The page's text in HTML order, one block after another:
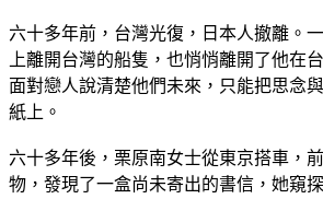
六十多年前，台灣光復，日本人撤離。
上離開台灣的船隻，也悄悄離開了他在
面對戀人說清楚他們未來，只能把思念
紙上。
六十多年後，栗原南女士從東京搭車，
物，發現了一盒尚未寄出的書信，她窺